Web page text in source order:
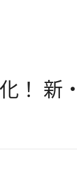
！ 新